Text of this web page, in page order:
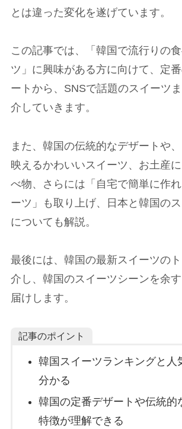
とは違った変化を遂げています。
この記事では、「韓国で流行りの
ツ」に興味がある方に向けて、定
ートから、SNSで話題のスイーツ
介していきます。
また、韓国の伝統的なデザートや
映えるかわいいスイーツ、お土産
べ物、さらには「自宅で簡単に作
ーツ」も取り上げ、日本と韓国の
についても解説。
最後には、韓国の最新スイーツの
介し、韓国のスイーツシーンを余
届けします。
記事のポイント
韓国スイーツランキングと人
分かる
韓国の定番デザートや伝統的
特徴が理解できる